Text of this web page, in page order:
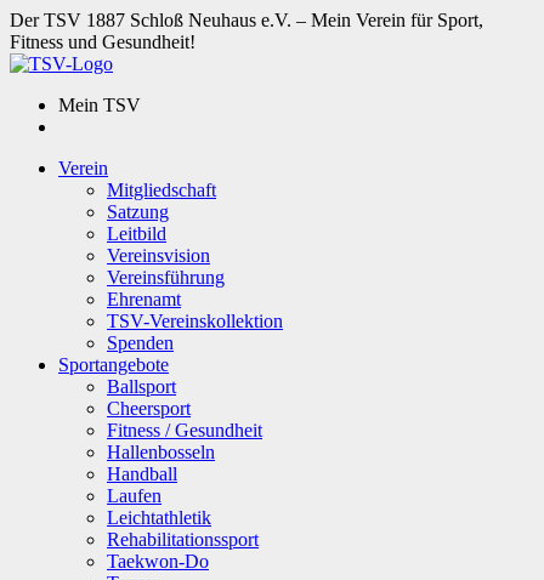
Der TSV 1887 Schloß Neuhaus e.V. – Mein Verein für Sport,
Fitness und Gesundheit!
Mein TSV
Verein
Mitgliedschaft
Satzung
Leitbild
Vereinsvision
Vereinsführung
Ehrenamt
TSV-Vereinskollektion
Spenden
Sportangebote
Ballsport
Cheersport
Fitness / Gesundheit
Hallenbosseln
Handball
Laufen
Leichtathletik
Rehabilitationssport
Taekwon-Do